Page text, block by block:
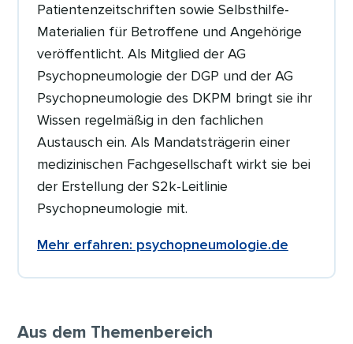
Patientenzeitschriften sowie Selbsthilfe-
Materialien für Betroffene und Angehörige
veröffentlicht. Als Mitglied der AG
Psychopneumologie der DGP und der AG
Psychopneumologie des DKPM bringt sie ihr
Wissen regelmäßig in den fachlichen
Austausch ein. Als Mandatsträgerin einer
medizinischen Fachgesellschaft wirkt sie bei
der Erstellung der S2k-Leitlinie
Psychopneumologie mit.
Mehr erfahren: psychopneumologie.de
Aus dem Themenbereich